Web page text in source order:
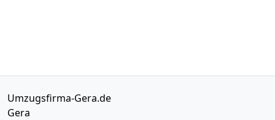
Umzugsfirma-Gera.de
Gera